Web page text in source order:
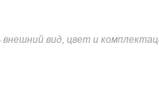
вид, цвет и